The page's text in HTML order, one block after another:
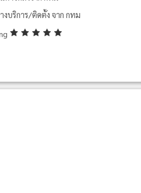
งบริการ/ติดตั้ง จาก กทม